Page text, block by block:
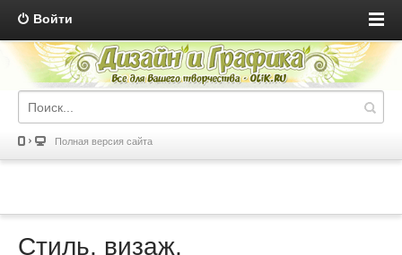
Войти
Полная версия сайта
Стиль, визаж,